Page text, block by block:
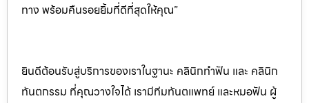
ทาง พร้อมคืนรอยยิ้มที่ดีที่สุดให้คุณ”
ยินดีต้อนรับสู่บริการของเราในฐานะ คลินิกทำฟัน และ คลินิก
ทันตกรรม ที่คุณวางใจได้ เรามีทีมทันตแพทย์ และหมอฟัน ผู้